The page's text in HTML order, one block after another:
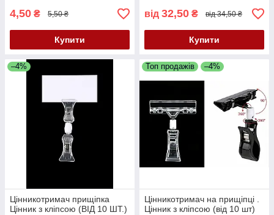
4,50 ₴ 5,50 ₴
Купити
від 32,50 ₴ від 34,50 ₴
Купити
–4%
Цінникотримач прищіпка
Цінник з кліпсою (ВІД 10 ШТ.)
Топ продажів –4%
Цінникотримач на прищіпці .
Цінник з кліпсою (від 10 шт)